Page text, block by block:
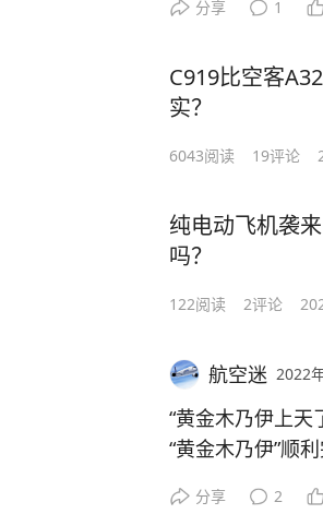
空姐。
和一名空保大喊
嘶声裂肺的声音
堪。
尽管2名工作人
可能心里感觉自
安静下来，还两
办法。
主知识产权的喷
15年来，我国
就在不久前，
明飞机设计符合
同为世界民航飞
早已开始布局，
和市场占有率。
中国商飞对空客
分享 1
C919比空客
实？
6043阅读 19评论
纯电动飞机袭
吗？
122阅读 2评论
航空迷 2022
“黄金木乃伊上天
“黄金木乃伊”顺
呆住了...
分享 2